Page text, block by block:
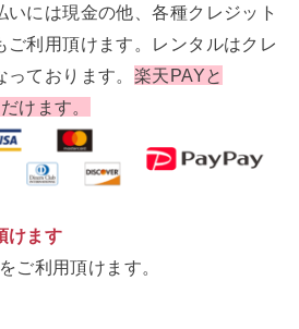
いには現金の他、各種クレジット
ご利用頂けます。レンタルはクレ
ております。 楽天PAYと
けます。
けます
ご利用頂けます。